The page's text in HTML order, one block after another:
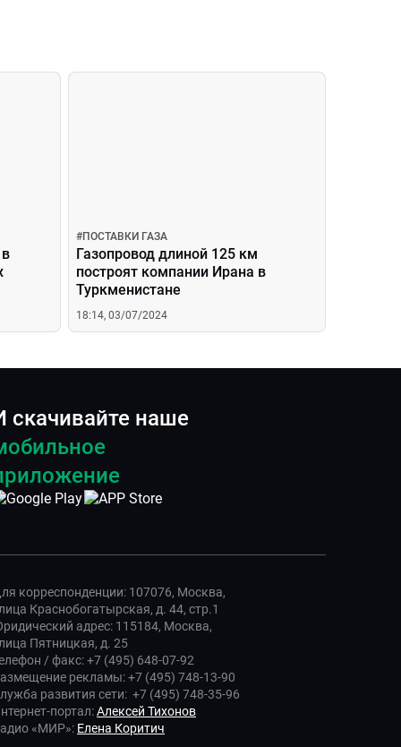
#ПОСТАВКИ ГАЗА
Газопровод длиной 125 км
построят компании Ирана в
Туркменистане
18:14, 03/07/2024
скачивайте наше
корреспонденции: 107076, Москва,
Краснобогатырская, д. 44, стр.1
адрес: 115184, Москва,
Пятницкая, д. 25
/ факс: +7 (495) 648-07-92
рекламы: +7 (495) 748-13-90
развития сети: +7 (495) 748-35-96
портал:Алексей Тихонов
«МИР»: Елена Коритич